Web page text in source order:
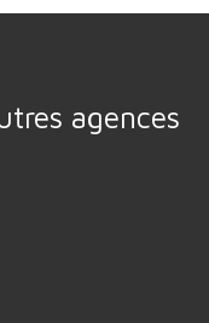
agences